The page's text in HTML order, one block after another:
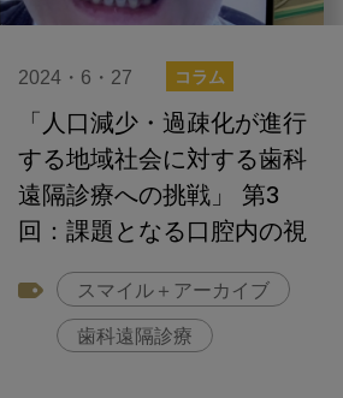
2024・6・27 コラム
「人口減少・過疎化が進行
する地域社会に対する歯科
遠隔診療への挑戦」 第3
回：課題となる口腔内の視
認性
スマイル＋アーカイブ
歯科遠隔診療